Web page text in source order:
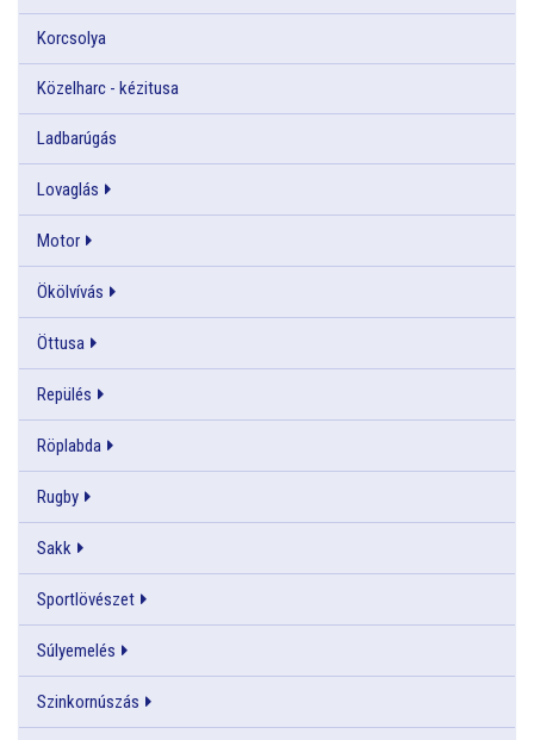
Korcsolya
Közelharc - kézitusa
Ladbarúgás
Lovaglás
Motor
Ökölvívás
Öttusa
Repülés
Röplabda
Rugby
Sakk
Sportlövészet
Súlyemelés
Szinkornúszás